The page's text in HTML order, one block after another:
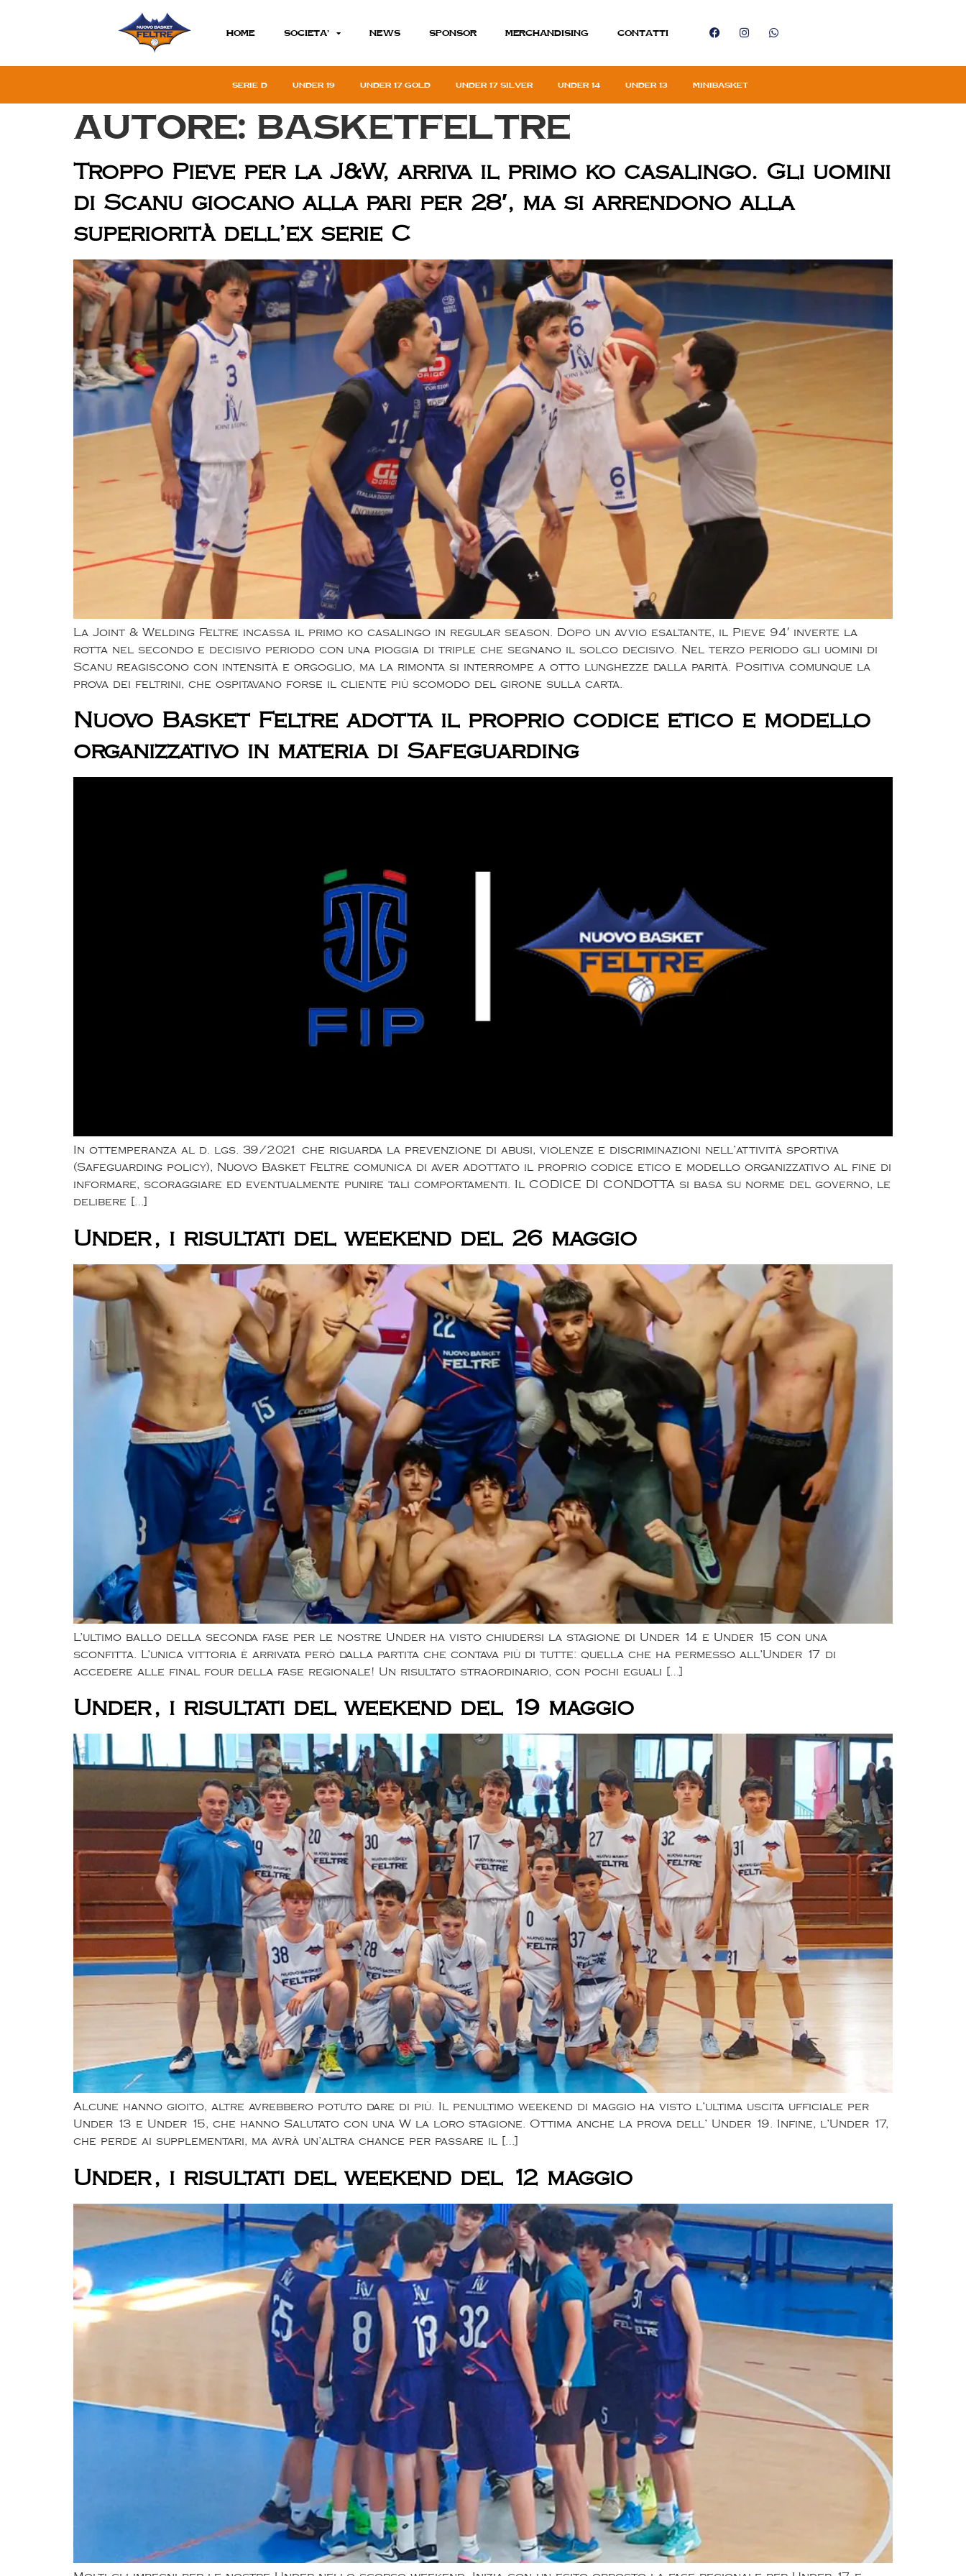
Home SOCIETA’ News Sponsor MERCHANDISING Contatti
Serie D Under 19 Under 17 gold Under 17 silver Under 14 Under 13 Minibasket
Autore: basketfeltre
Troppo Pieve per la J&W, arriva il primo ko casalingo. Gli uomini
di Scanu giocano alla pari per 28′, ma si arrendono alla
superiorità dell’ex serie C
La Joint & Welding Feltre incassa il primo ko casalingo in regular season. Dopo un avvio esaltante, il Pieve 94′ inverte la
rotta nel secondo e decisivo periodo con una pioggia di triple che segnano il solco decisivo. Nel terzo periodo gli uomini di
Scanu reagiscono con intensità e orgoglio, ma la rimonta si interrompe a otto lunghezze dalla parità. Positiva comunque la
prova dei feltrini, che ospitavano forse il cliente più scomodo del girone sulla carta.
Nuovo Basket Feltre adotta il proprio codice etico e modello
organizzativo in materia di Safeguarding
In ottemperanza al d. lgs. 39/2021 che riguarda la prevenzione di abusi, violenze e discriminazioni nell’attività sportiva
(Safeguarding policy), Nuovo Basket Feltre comunica di aver adottato il proprio codice etico e modello organizzativo al fine di
informare, scoraggiare ed eventualmente punire tali comportamenti. Il CODICE DI CONDOTTA si basa su norme del governo, le
delibere […]
Under, i risultati del weekend del 26 maggio
L’ultimo ballo della seconda fase per le nostre Under ha visto chiudersi la stagione di Under 14 e Under 15 con una
sconfitta. L’unica vittoria è arrivata però dalla partita che contava più di tutte: quella che ha permesso all’Under 17 di
accedere alle final four della fase regionale! Un risultato straordinario, con pochi eguali […]
Under, i risultati del weekend del 19 maggio
Alcune hanno gioito, altre avrebbero potuto dare di più. Il penultimo weekend di maggio ha visto l’ultima uscita ufficiale per
Under 13 e Under 15, che hanno Salutato con una W la loro stagione. Ottima anche la prova dell’ Under 19. Infine, l’Under 17,
che perde ai supplementari, ma avrà un’altra chance per passare il […]
Under, i risultati del weekend del 12 maggio